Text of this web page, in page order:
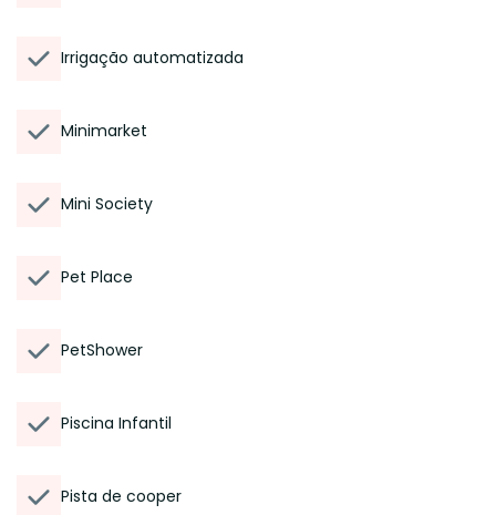
Irrigação automatizada
Minimarket
Mini Society
Pet Place
PetShower
Piscina Infantil
Pista de cooper